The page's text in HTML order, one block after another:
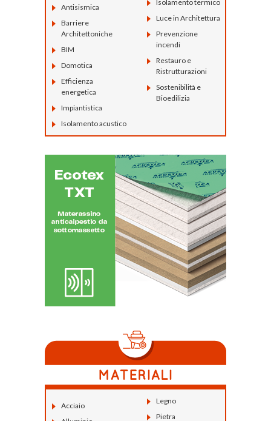
Antisismica
Barriere
Architettoniche
BIM
Domotica
Efficienza
energetica
Impiantistica
Isolamento acustico
Isolamento termico
Luce in Architettura
Prevenzione
incendi
Restauro e
Ristrutturazioni
Sostenibilità e
Bioedilizia
Acciaio
Legno
Pietra